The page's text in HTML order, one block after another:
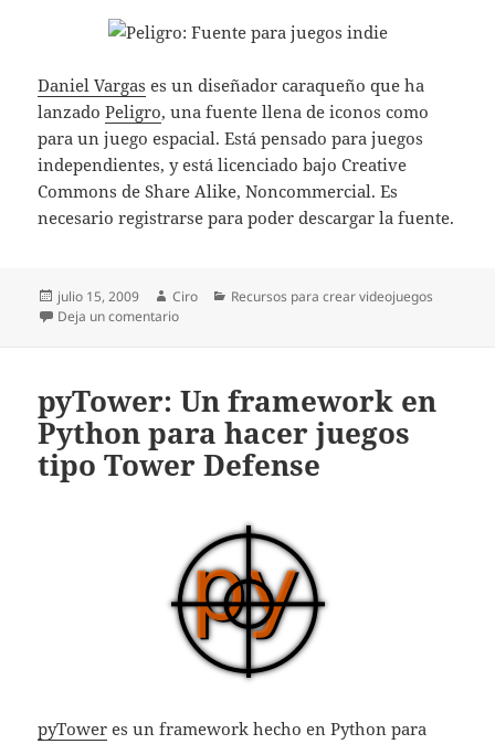
Daniel Vargas es un diseñador caraqueño que ha
lanzadoPeligro, una fuente llena de iconos como
para un juego espacial. Está pensado para juegos
independientes, y está licenciado bajo Creative
Commons de Share Alike, Noncommercial. Es
necesario registrarse para poder descargar la fuente.
Publicado
el
julio 15, 2009 Autor
Ciro Categorías
Recursos para crear videojuegos
Deja un comentarioen Peligro: Una fuente con iconos para juegos indie
pyTower: Un framework en
Python para hacer juegos
tipo Tower Defense
pyTower es un framework hecho en Python para